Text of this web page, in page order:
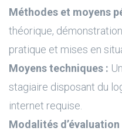
Méthodes et moyens
théorique,
pratique et mises en
Moyens techniques :
stagiaire disposant du
internet requise.
Modalités d’évaluation